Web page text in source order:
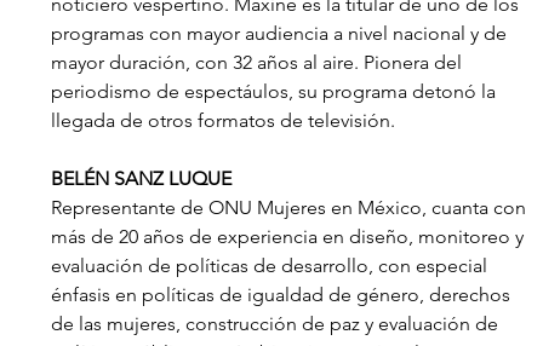
programas con mayor audiencia a nivel nacional y de
mayor duración, con 32 años al aire. Pionera del
periodismo de espectáulos, su programa detonó la
llegada de otros formatos de televisión.
BELÉN SANZ LUQUE
Representante de ONU Mujeres en México, cuanta con
más de 20 años de experiencia en diseño, monitoreo y
evaluación de políticas de desarrollo, con especial
énfasis en políticas de igualdad de género, derechos
de las mujeres, construcción de paz y evaluación de